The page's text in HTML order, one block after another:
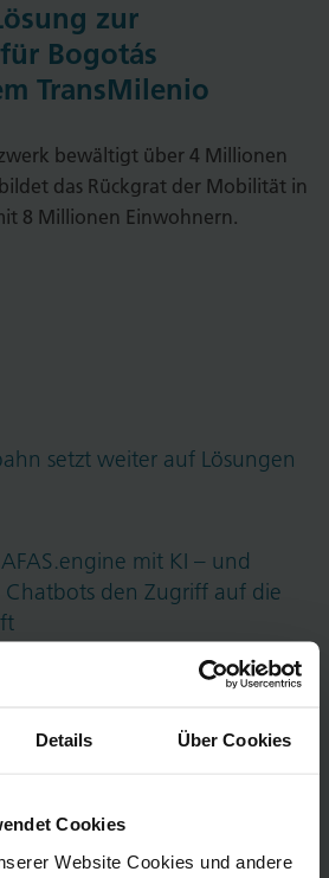
Details Über Cookies
Cookies
Website Cookies und andere
zur
Bogotás
TransMilenio
bewältigt über 4 Millionen
das Rückgrat der Mobilität in
8 Millionen Einwohnern.
setzt weiter auf Lösungen
mit KI – und
Chatbots den Zugriff auf die
App Service gewinnt iF Design
User Experience